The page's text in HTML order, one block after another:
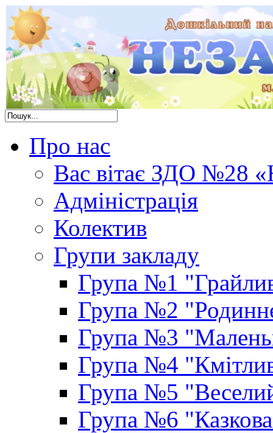
Про нас
Вас вітає ЗДО №28
Адміністрація
Колектив
Групи закладу
Група №1
Група №2
Група №3
Група №4
Група №5
Група №6